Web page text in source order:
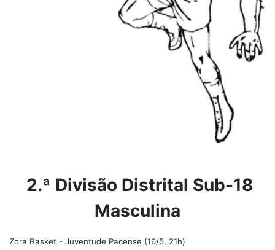
2.ª Divisão Distrital Sub-18
Masculina
Zora Basket - Juventude Pacense (16/5, 21h)